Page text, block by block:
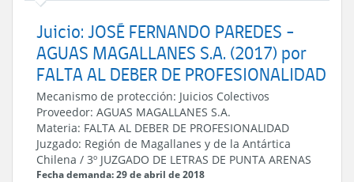
Juicio: JOSÉ FERNANDO PAREDES -
AGUAS MAGALLANES S.A. (2017) por
FALTA AL DEBER DE PROFESIONALIDAD
Mecanismo de protección: Juicios Colectivos
Proveedor: AGUAS MAGALLANES S.A.
Materia: FALTA AL DEBER DE PROFESIONALIDAD
Juzgado: Región de Magallanes y de la Antártica
Chilena / 3º JUZGADO DE LETRAS DE PUNTA ARENAS
Fecha demanda: 29 de abril de 2018